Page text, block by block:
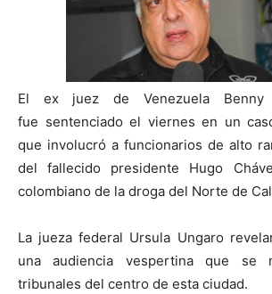
El ex juez de Venezuela Benny
fue sentenciado el viernes en un
que involucró a funcionarios de alto
del fallecido presidente Hugo
colombiano de la droga del Norte de
La jueza federal Ursula Ungaro
una audiencia vespertina que se
tribunales del centro de esta ciudad.